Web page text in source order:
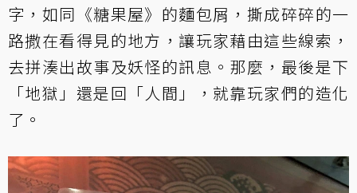
字，如同《糖果屋》的麵包屑，撕成碎碎的一
路撒在看得見的地方，讓玩家藉由這些線索，
去拼湊出故事及妖怪的訊息。那麼，最後是下
「地獄」還是回「人間」，就靠玩家們的造化
了。